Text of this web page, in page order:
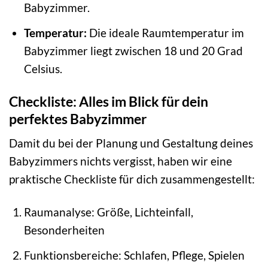
Babyzimmer.
Temperatur: Die ideale Raumtemperatur im
Babyzimmer liegt zwischen 18 und 20 Grad
Celsius.
Checkliste: Alles im Blick für dein
perfektes Babyzimmer
Damit du bei der Planung und Gestaltung deines
Babyzimmers nichts vergisst, haben wir eine
praktische Checkliste für dich zusammengestellt:
Raumanalyse: Größe, Lichteinfall,
Besonderheiten
Funktionsbereiche: Schlafen, Pflege, Spielen